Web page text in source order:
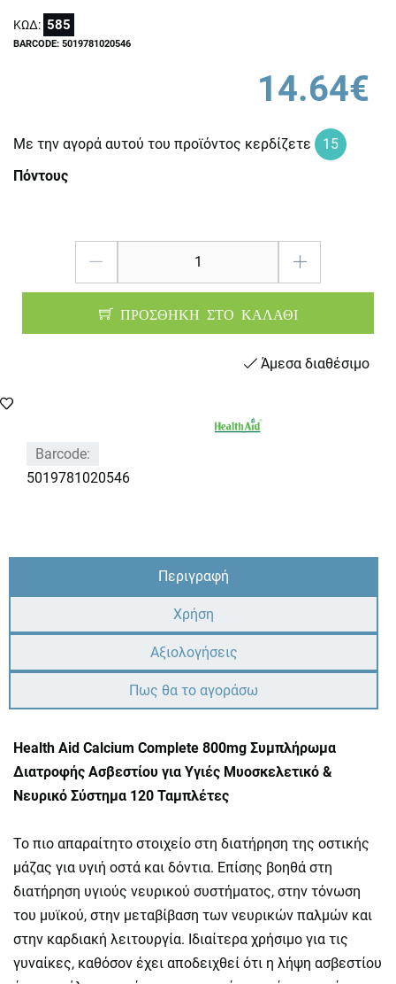
ΚΩΔ: 585
BARCODE: 5019781020546
14.64€
Με την αγορά αυτού του προϊόντος κερδίζετε
15
Πόντους
ΠΡΟΣΘΗΚΗ ΣΤΟ ΚΑΛΑΘΙ
Άμεσα διαθέσιμο
Barcode:
5019781020546
Περιγραφή
Χρήση
Αξιολογήσεις
Πως θα το αγοράσω
Health Aid Calcium Complete 800mg Συμπλήρωμα
Διατροφής Ασβεστίου για Υγιές Μυοσκελετικό &
Νευρικό Σύστημα 120 Ταμπλέτες
Το πιο απαραίτητο στοιχείο στη διατήρηση της οστικής
μάζας για υγιή οστά και δόντια. Επίσης βοηθά στη
διατήρηση υγιούς νευρικού συστήματος, στην τόνωση
του μυϊκού, στην μεταβίβαση των νευρικών παλμών και
στην καρδιακή λειτουργία. Ιδιαίτερα χρήσιμο για τις
γυναίκες, καθόσον έχει αποδειχθεί ότι η λήψη ασβεστίου